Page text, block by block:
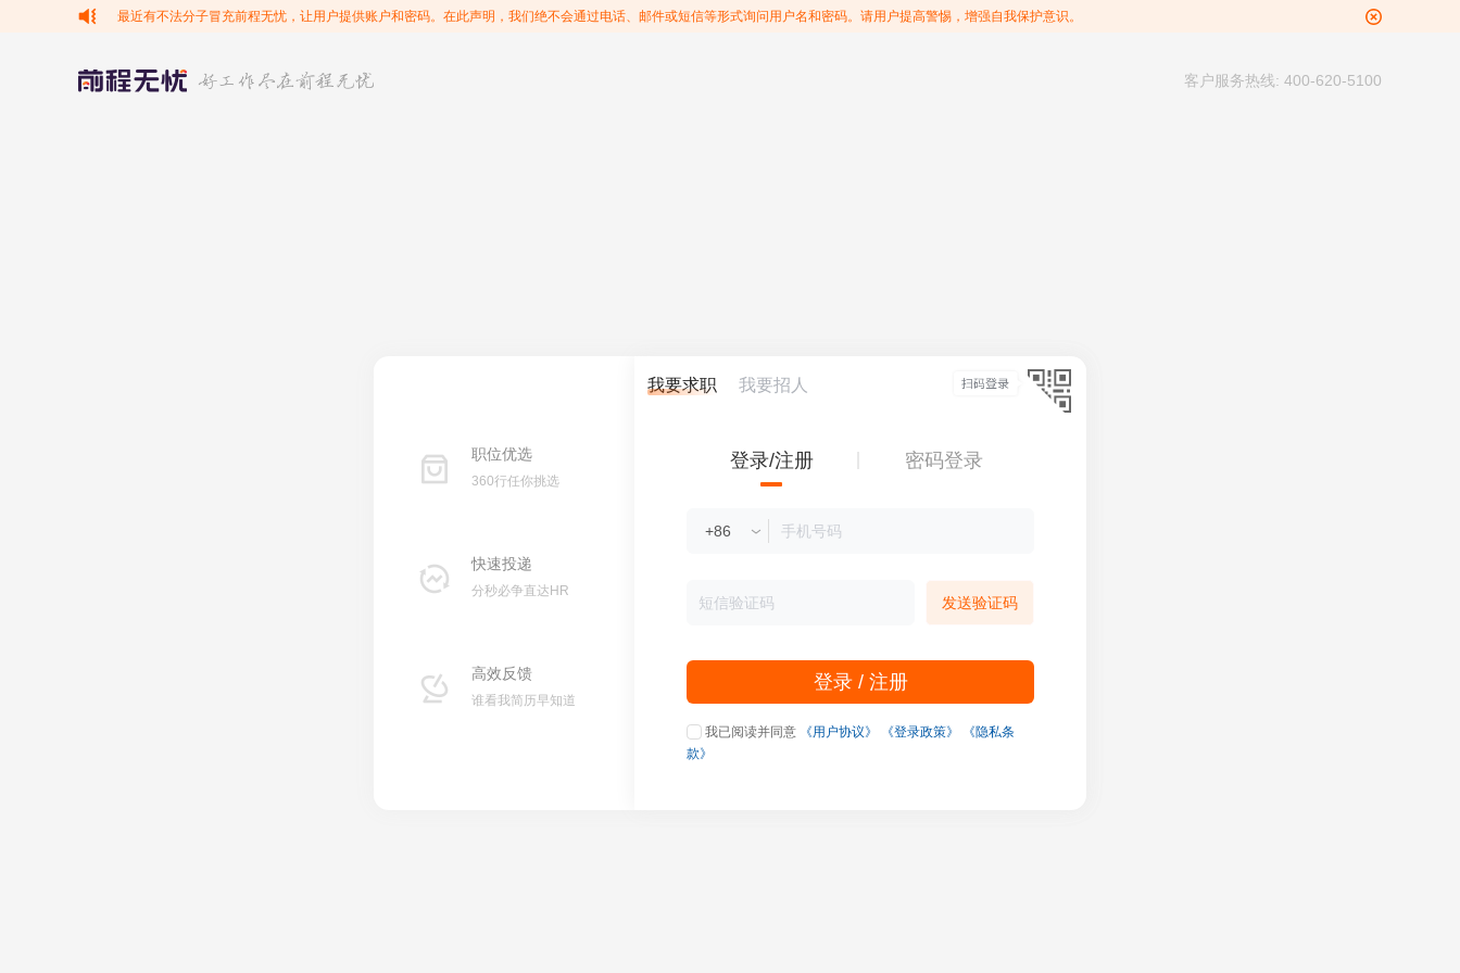
最近有不法分子冒充前程无忧，让用户提供账户和密码。在此声明，我们绝不会通过电话、邮件或短信等形式询问用户名和密码。请用户提高警惕，增强自我保护意识。
客户服务热线: 400-620-5100
职位优选
360行任你挑选
快速投递
分秒必争直达HR
高效反馈
谁看我简历早知道
我要求职 我要招人
登录/注册 密码登录
发送验证码
登录 / 注册
我已阅读并同意 《用户协议》 《登录政策》
《隐私条
款》